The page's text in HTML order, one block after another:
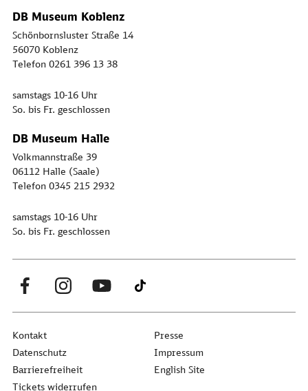
DB Museum Koblenz
Schönbornsluster Straße 14
56070 Koblenz
Telefon 0261 396 13 38
samstags 10-16 Uhr
So. bis Fr. geschlossen
DB Museum Halle
Volkmannstraße 39
06112 Halle (Saale)
Telefon 0345 215 2932
samstags 10-16 Uhr
So. bis Fr. geschlossen
Kontakt
Presse
Datenschutz
Impressum
Barrierefreiheit
English Site
Tickets widerrufen